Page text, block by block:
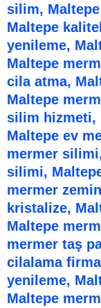
silim,
Maltepe
yenileme,
Maltepe
cila atma,
Maltepe
silim hizmeti,
Maltepe ev
mermer
silimi,
mermer
kristalize,
Maltepe
mermer taş
cilalama
yenileme,
Maltepe